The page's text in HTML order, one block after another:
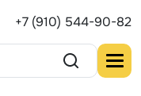
+7 (910) 544-90-82